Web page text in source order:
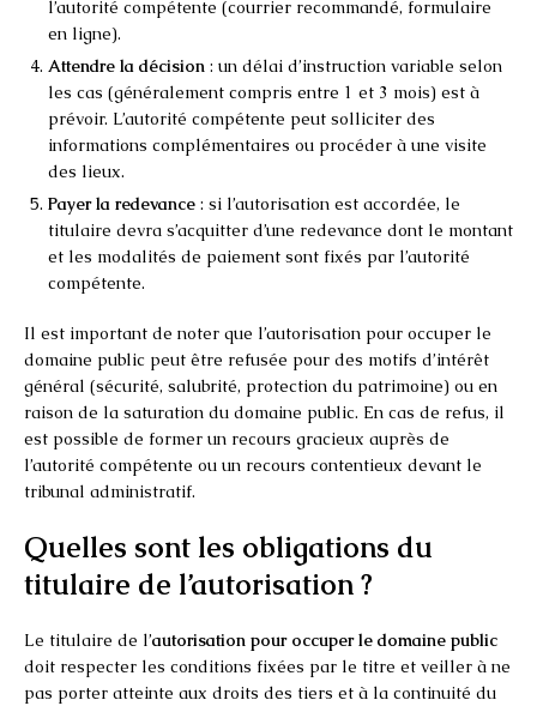
l’autorité compétente (courrier recommandé, formulaire
en ligne).
Attendre la décision : un délai d’instruction variable selon
les cas (généralement compris entre 1 et 3 mois) est à
prévoir. L’autorité compétente peut solliciter des
informations complémentaires ou procéder à une visite
des lieux.
Payer la redevance : si l’autorisation est accordée, le
titulaire devra s’acquitter d’une redevance dont le montant
et les modalités de paiement sont fixés par l’autorité
compétente.
Il est important de noter que l’autorisation pour occuper le
domaine public peut être refusée pour des motifs d’intérêt
général (sécurité, salubrité, protection du patrimoine) ou en
raison de la saturation du domaine public. En cas de refus, il
est possible de former un recours gracieux auprès de
l’autorité compétente ou un recours contentieux devant le
tribunal administratif.
Quelles sont les obligations du
titulaire de l’autorisation ?
Le titulaire de l’autorisation pour occuper le domaine public
doit respecter les conditions fixées par le titre et veiller à ne
pas porter atteinte aux droits des tiers et à la continuité du